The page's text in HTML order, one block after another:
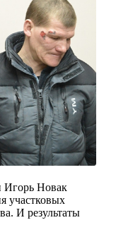
Новак
участковых
И результаты